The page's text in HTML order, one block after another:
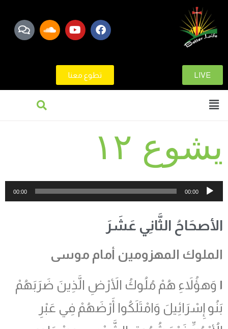
LIVE تطوع معنا
يشوع ١٢
مشغل
00:00
00:00
الأصحَاحُ الثَّانِي عَشَرَ
الملوك المهزومين أمام موسى
١ وَهؤُلاَءِ هُمْ مُلُوكُ الأَرْضِ الَّذِينَ ضَرَبَهُمْ
بَنُو إِسْرَائِيلَ وَامْتَلَكُوا أَرْضَهُمْ فِي عَبْرِ